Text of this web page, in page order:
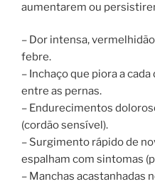
aumentarem ou
– Dor intensa,
febre.
– Inchaço que piora a
entre as pernas.
– Endurecimentos
(cordão sensível).
– Surgimento rápido de
espalham com sintomas
– Manchas acastanhadas